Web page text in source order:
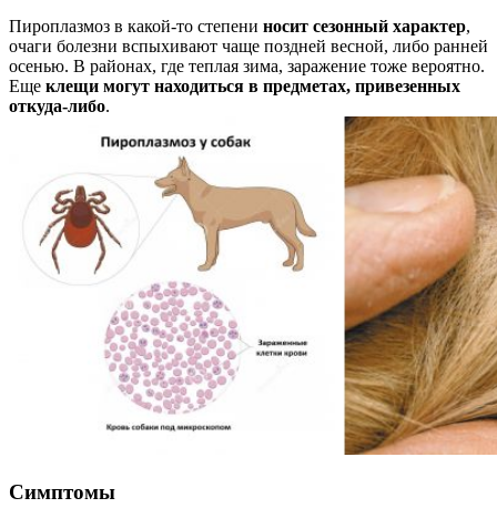
Пироплазмоз в какой-то степени носит сезонный характер,
очаги болезни вспыхивают чаще поздней весной, либо ранней
осенью. В районах, где теплая зима, заражение тоже вероятно.
Еще клещи могут находиться в предметах, привезенных
откуда-либо.
Симптомы